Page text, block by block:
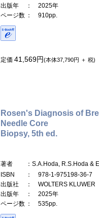
出版年
： 2025年
ページ数 ： 910pp.
定価 41,569円(本体37,790円 ＋ 税)
Rosen's Diagnosis of
Needle Core
Biopsy, 5th ed.
著者
：S.A.Hoda, R.S.Hoda &
ISBN
： 978-1-975198-36-7
出版社
： WOLTERS KLUWER
出版年
： 2025年
ページ数 ： 535pp.